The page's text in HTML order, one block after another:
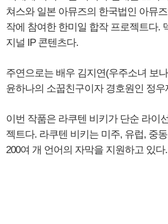
쳐스와 일본 아뮤즈의 한국법인 아뮤
작에 참여한 한미일 합작 프로젝트다.
지널 IP 콘텐츠다.
주연으로는 배우 김지연(우주소녀 보
윤하나의 소꿉친구이자 경호원인 정
이번 작품은 라쿠텐 비키가 단순 라이
젝트다. 라쿠텐 비키는 미주, 유럽, 중
200여 개 언어의 자막을 지원하고 있다.